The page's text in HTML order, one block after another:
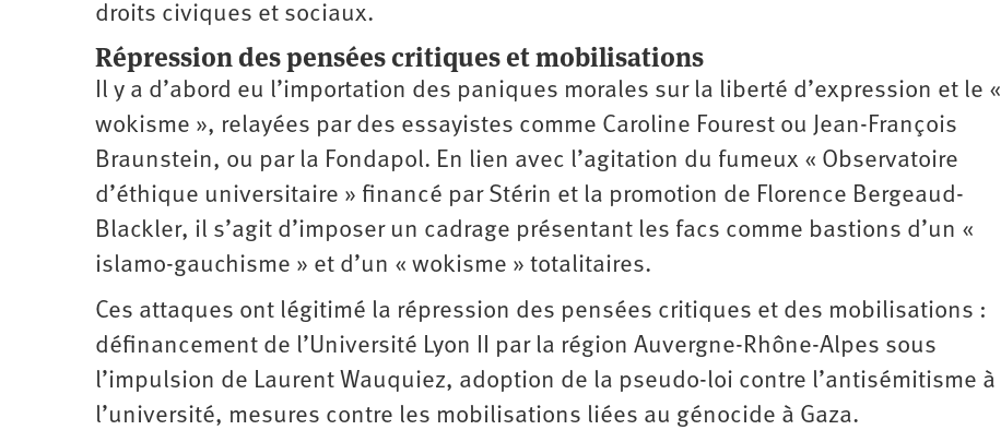
droits civiques et sociaux.
Répression des pensées critiques et mobilisations
Il y a d’abord eu l’importation des paniques morales sur la liberté d’expression et le «
wokisme », relayées par des essayistes comme Caroline Fourest ou Jean-François
Braunstein, ou par la Fondapol. En lien avec l’agitation du fumeux « Observatoire
d’éthique universitaire » financé par Stérin et la promotion de Florence Bergeaud-
Blackler, il s’agit d’imposer un cadrage présentant les facs comme ­bastions d’un «
islamo-gauchisme » et d’un « wokisme » totalitaires.
Ces attaques ont légitimé la répression des pensées critiques et des mobilisations :
définancement de l’Université Lyon II par la région Auvergne-Rhône-Alpes sous
l’impulsion de Laurent Wauquiez, adoption de la pseudo-loi contre l’anti­sémitisme à
l’université, mesures contre les mobilisations liées au génocide à Gaza.